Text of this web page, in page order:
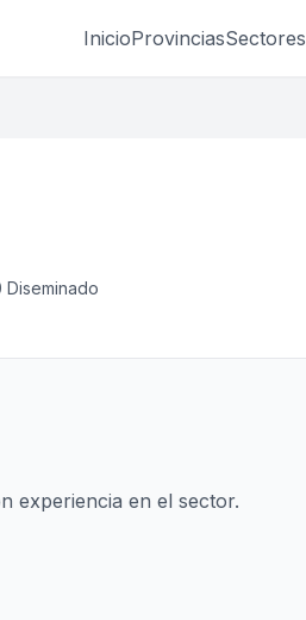
InicioProvinciasSectores
experiencia en el sector.